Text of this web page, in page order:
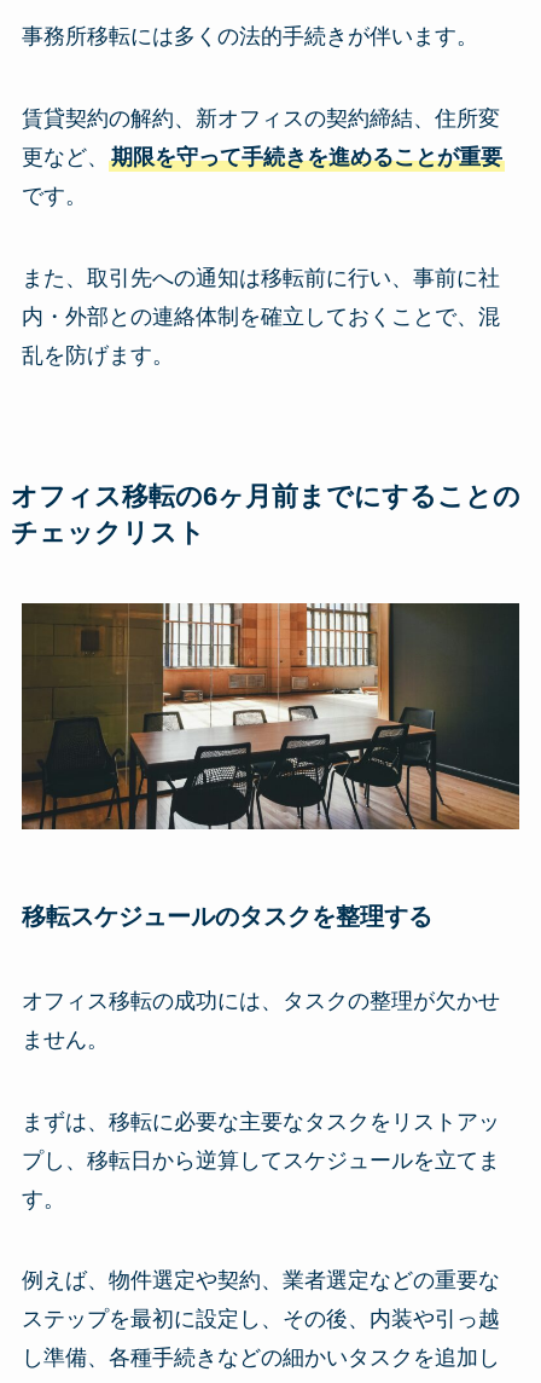
事務所移転には多くの法的手続きが伴います。
賃貸契約の解約、新オフィスの契約締結、住所変
更など、 期限を守って手続きを進めることが重要
です。
また、取引先への通知は移転前に行い、事前に社
内・外部との連絡体制を確立しておくことで、混
乱を防げます。
オフィス移転の6ヶ月前までにすることの
チェックリスト
移転スケジュールのタスクを整理する
オフィス移転の成功には、タスクの整理が欠かせ
ません。
まずは、移転に必要な主要なタスクをリストアッ
プし、移転日から逆算してスケジュールを立てま
す。
例えば、物件選定や契約、業者選定などの重要な
ステップを最初に設定し、その後、内装や引っ越
し準備、各種手続きなどの細かいタスクを追加し